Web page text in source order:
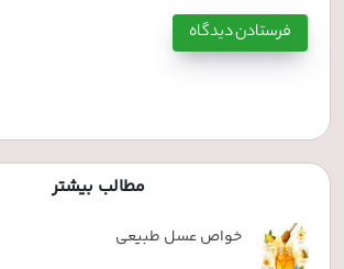
مطالب بیشتر
خواص عسل طبیعی